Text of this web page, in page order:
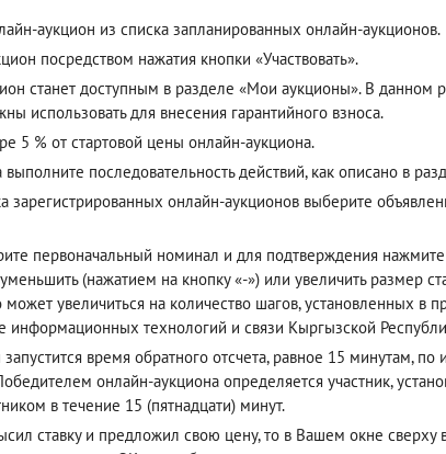
аукцион из списка запланированных онлайн-аукционов.
посредством нажатия кнопки «Участвовать».
станет доступным в разделе «Мои аукционы». В данном
использовать для внесения гарантийного взноса.
5 % от стартовой цены онлайн-аукциона.
последовательность действий, как описано в
зарегистрированных онлайн-аукционов выберите
первоначальный номинал и для подтверждения
(нажатием на кнопку «-») или увеличить размер
увеличиться на количество шагов, установленных в
информационных технологий и связи Кыргызской
время обратного отсчета, равное 15 минутам,
онлайн-аукциона определяется участник,
в течение 15 (пятнадцати) минут.
ставку и предложил свою цену, то в Вашем окне